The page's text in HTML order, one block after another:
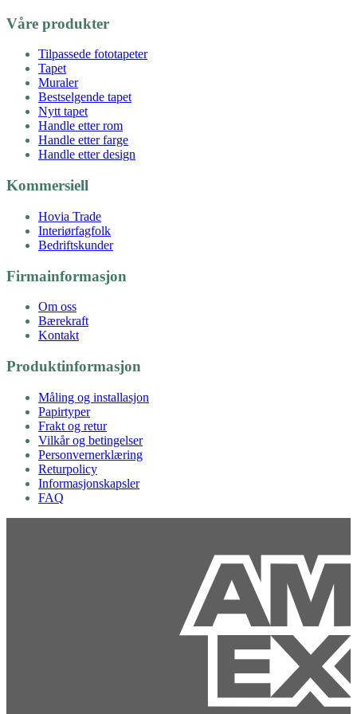
Våre produkter
Tilpassede fototapeter
Tapet
Muraler
Bestselgende tapet
Nytt tapet
Handle etter rom
Handle etter farge
Handle etter design
Kommersiell
Hovia Trade
Interiørfagfolk
Bedriftskunder
Firmainformasjon
Om oss
Bærekraft
Kontakt
Produktinformasjon
Måling og installasjon
Papirtyper
Frakt og retur
Vilkår og betingelser
Personvernerklæring
Returpolicy
Informasjonskapsler
FAQ